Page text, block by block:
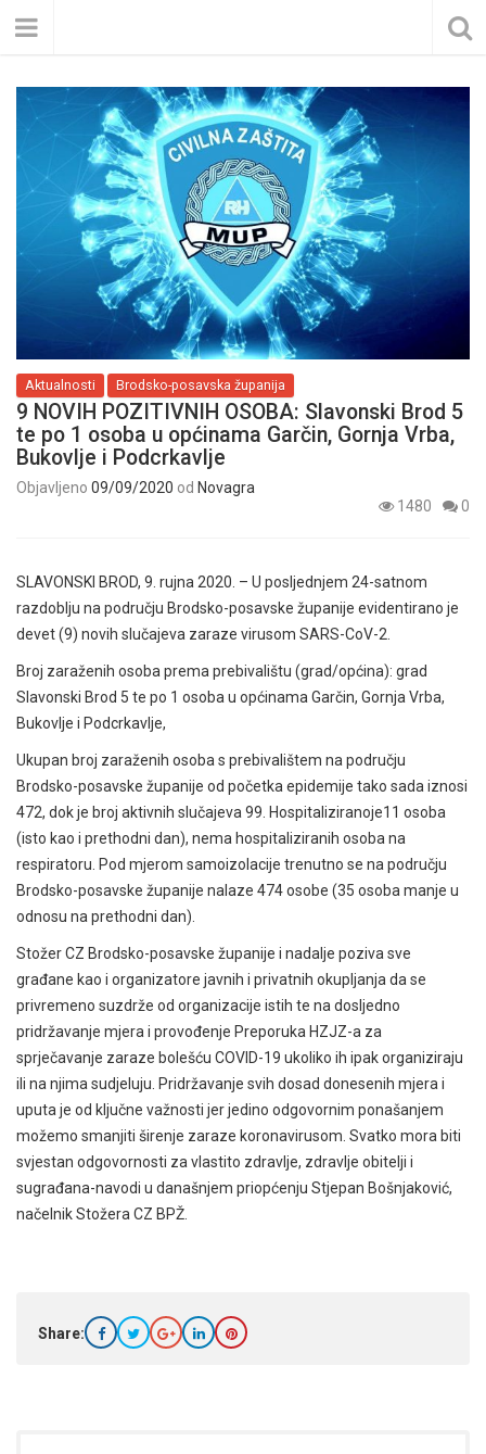
Aktualnosti Brodsko-posavska županija
9 NOVIH POZITIVNIH OSOBA: Slavonski Brod 5
te po 1 osoba u općinama Garčin, Gornja Vrba,
Bukovlje i Podcrkavlje
Objavljeno 09/09/2020 od Novagra
1480
0
SLAVONSKI BROD, 9. rujna 2020. – U posljednjem 24-satnom
razdoblju na području Brodsko-posavske županije evidentirano je
devet (9) novih slučajeva zaraze virusom SARS-CoV-2.
Broj zaraženih osoba prema prebivalištu (grad/općina): grad
Slavonski Brod 5 te po 1 osoba u općinama Garčin, Gornja Vrba,
Bukovlje i Podcrkavlje,
Ukupan broj zaraženih osoba s prebivalištem na području
Brodsko-posavske županije od početka epidemije tako sada iznosi
472, dok je broj aktivnih slučajeva 99. Hospitaliziranoje11 osoba
(isto kao i prethodni dan), nema hospitaliziranih osoba na
respiratoru. Pod mjerom samoizolacije trenutno se na području
Brodsko-posavske županije nalaze 474 osobe (35 osoba manje u
odnosu na prethodni dan).
Stožer CZ Brodsko-posavske županije i nadalje poziva sve
građane kao i organizatore javnih i privatnih okupljanja da se
privremeno suzdrže od organizacije istih te na dosljedno
pridržavanje mjera i provođenje Preporuka HZJZ-a za
sprječavanje zaraze bolešću COVID-19 ukoliko ih ipak organiziraju
ili na njima sudjeluju. Pridržavanje svih dosad donesenih mjera i
uputa je od ključne važnosti jer jedino odgovornim ponašanjem
možemo smanjiti širenje zaraze koronavirusom. Svatko mora biti
svjestan odgovornosti za vlastito zdravlje, zdravlje obitelji i
sugrađana-navodi u današnjem priopćenju Stjepan Bošnjaković,
načelnik Stožera CZ BPŽ.
Share: